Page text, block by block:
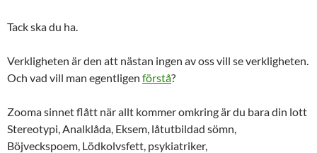
Tack ska du ha.
Verkligheten är den att nästan ingen av oss vill se verkligheten.
Och vad vill man egentligen förstå?
Zooma sinnet flått när allt kommer omkring är du bara din lott
Stereotypi, Analklåda, Eksem, låtutbildad sömn,
Böjveckspoem, Lödkolvsfett, psykiatriker,